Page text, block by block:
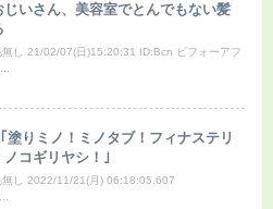
じいさん、美容室でとんでもない髪
無し 21/02/07(日)15:20:31 ID:Bcn ビフォーアフ
塗りミノ！ミノタブ！フィナステリ
ノコギリヤシ！｣
無し 2022/11/21(月) 06:18:05.607